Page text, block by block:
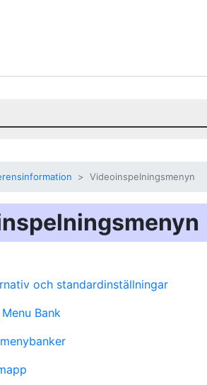
Videoinspelningsmenyn
och standardinställningar
Bank